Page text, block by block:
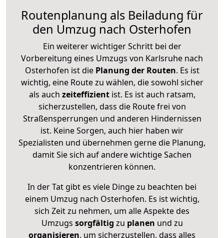
Routenplanung als Beiladung für
den Umzug nach Osterhofen
Ein weiterer wichtiger Schritt bei der
Vorbereitung eines Umzugs von Karlsruhe nach
Osterhofen ist diePlanung der Routen. Es ist
wichtig, eine Route zu wählen, die sowohl sicher
als auch zeiteffizientist. Es ist auch ratsam,
sicherzustellen, dass die Route frei von
Straßensperrungen und anderen Hindernissen
ist. Keine Sorgen, auch hier haben wir
Spezialisten und übernehmen gerne die Planung,
damit Sie sich auf andere wichtige Sachen
konzentrieren können.
In der Tat gibt es viele Dinge zu beachten bei
einem Umzug nach Osterhofen. Es ist wichtig,
sich Zeit zu nehmen, um alle Aspekte des
Umzugs sorgfältig zu planen und zu
organisieren, um sicherzustellen, dass alles